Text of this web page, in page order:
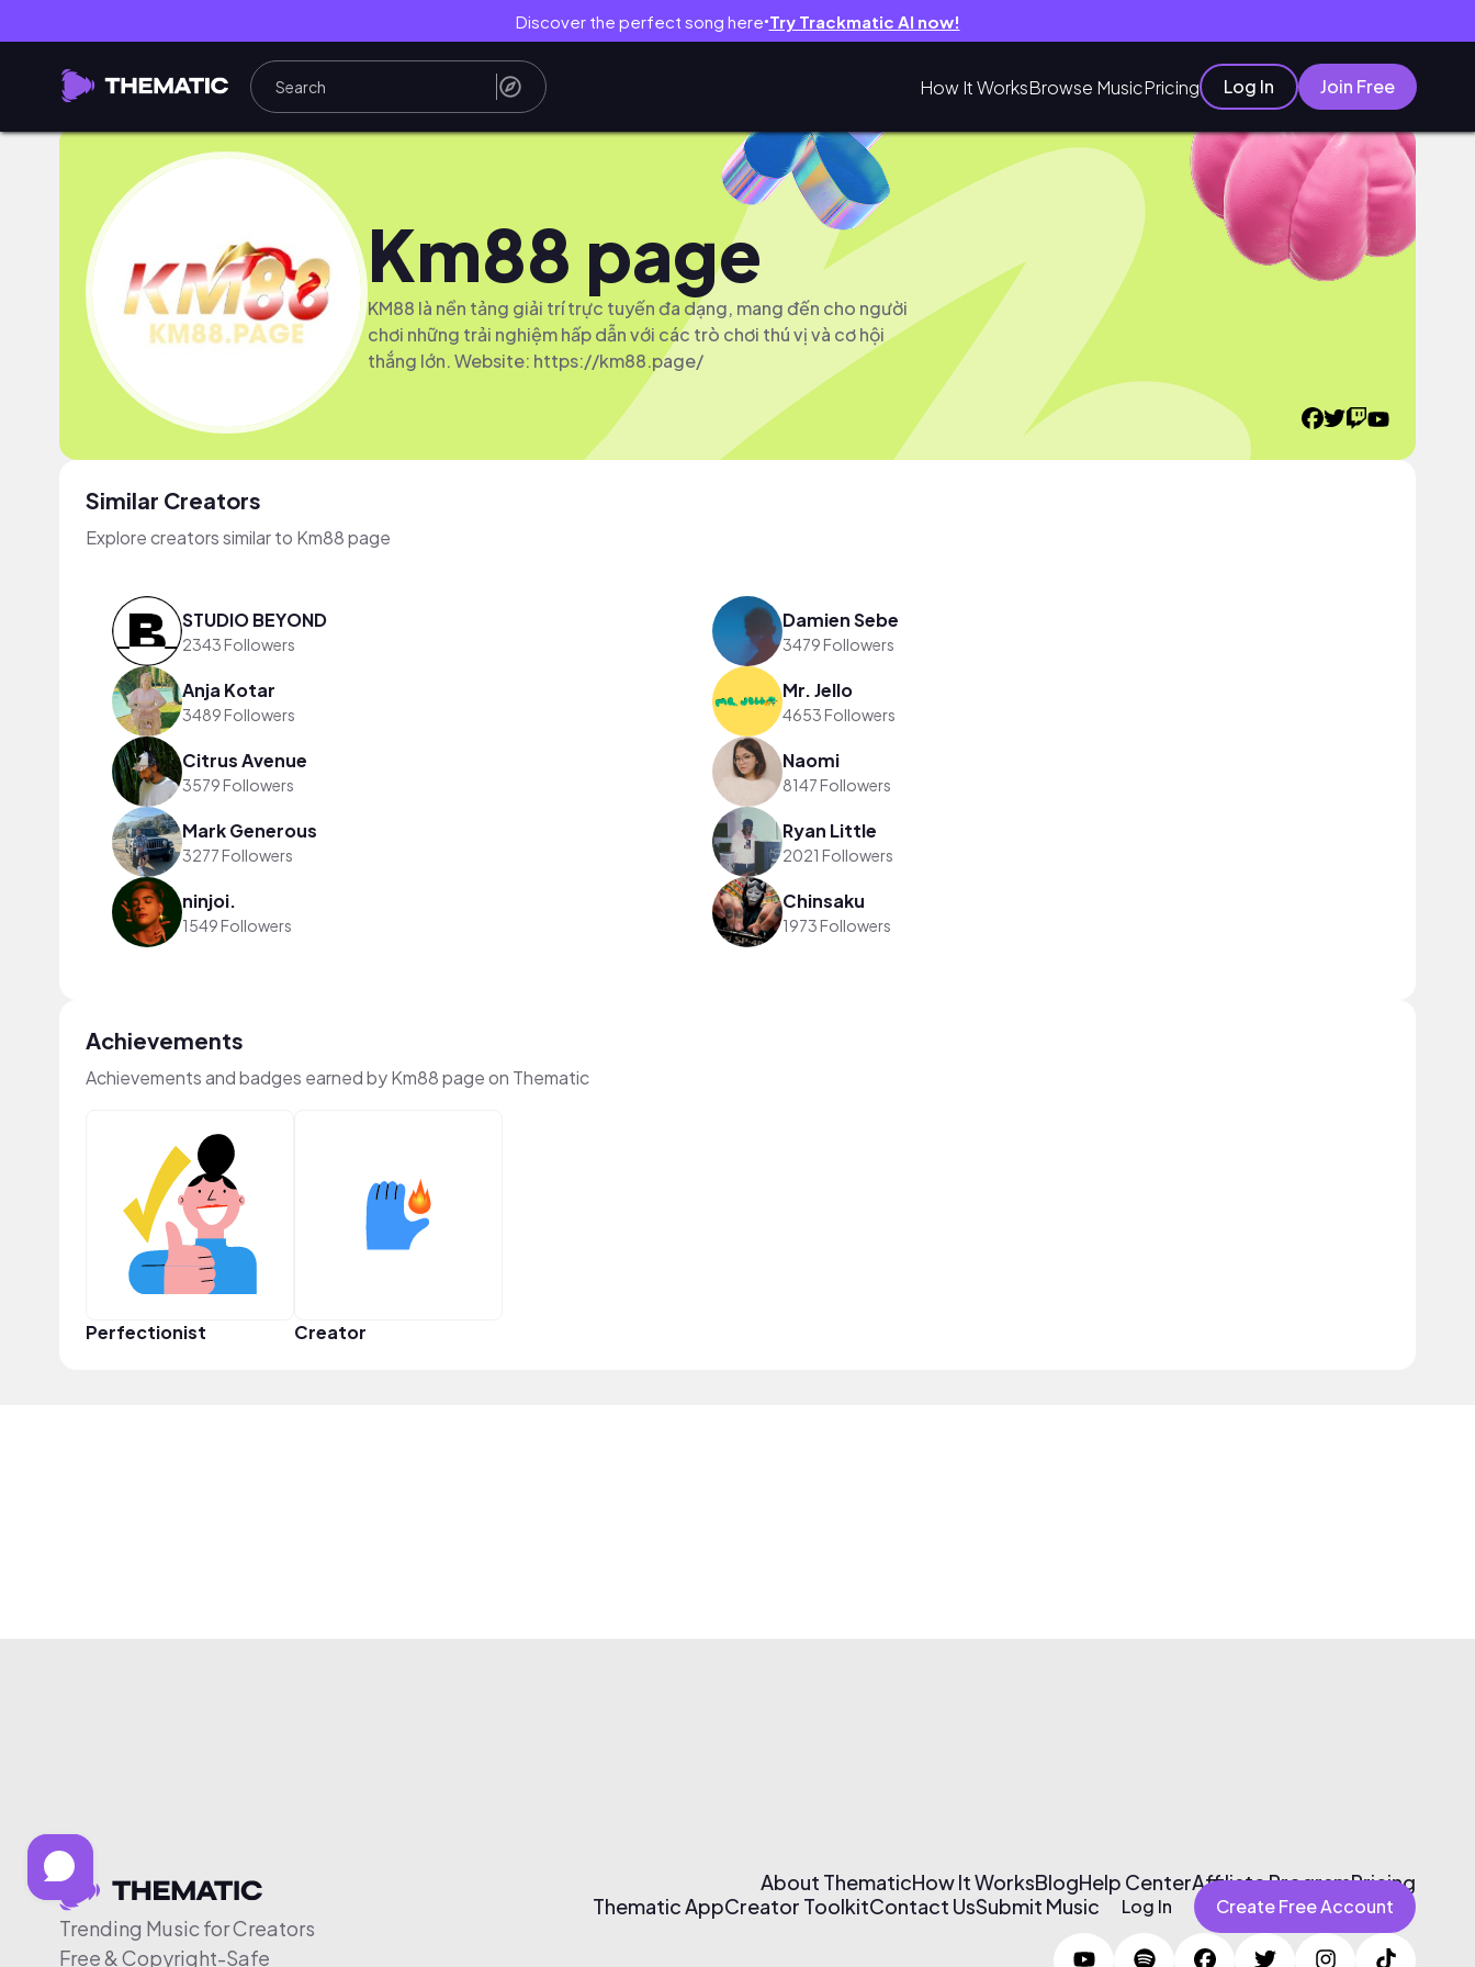
Discover the perfect song here● Try Trackmatic AI now!
How It WorksBrowse MusicPricing Log In Join Free
Km88 page
KM88 là nền tảng giải trí trực tuyến đa dạng, mang đến cho người
chơi những trải nghiệm hấp dẫn với các trò chơi thú vị và cơ hội
thắng lớn. Website: https://km88.page/
Similar Creators
Explore creators similar to Km88 page
STUDIO BEYOND
2343 Followers
Damien Sebe
3479 Followers
Anja Kotar
3489 Followers
Mr. Jello
4653 Followers
Citrus Avenue
3579 Followers
Naomi
8147 Followers
Mark Generous
3277 Followers
Ryan Little
2021 Followers
ninjoi.
1549 Followers
Chinsaku
1973 Followers
Achievements
Achievements and badges earned by Km88 page on Thematic
Perfectionist Creator
Trending Music for Creators
Free & Copyright-Safe
About ThematicHow It WorksBlogHelp CenterAffiliate ProgramPricing
Thematic AppCreator ToolkitContact UsSubmit Music Log In Create Free Account